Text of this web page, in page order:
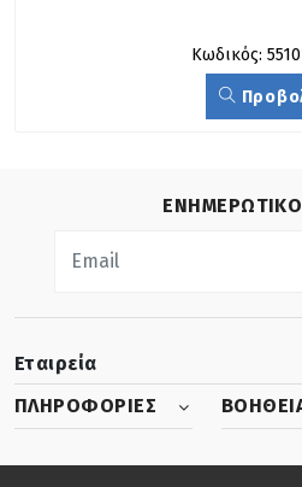
Κωδικός:
ΕΝΗΜΕΡΩΤΙΚΟ
Εταιρεία
ΠΛΗΡΟΦΟΡΙΕΣ